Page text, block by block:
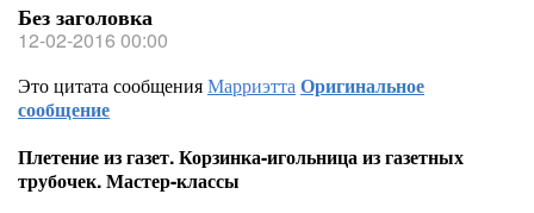
Без заголовка
12-02-2016 00:00
Это цитата сообщенияМарриэттаОригинальное
сообщение
Плетение из газет. Корзинка-игольница из газетных
трубочек. Мастер-классы